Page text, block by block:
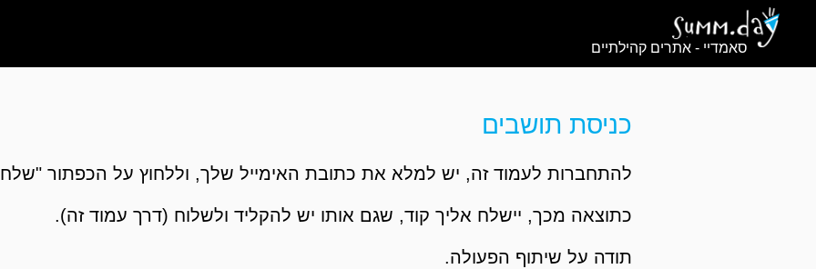
סאמדיי - אתרים קהילתיים
כניסת תושבים
להתחברות לעמוד זה, יש למלא את כתובת האימייל שלך, וללחוץ על הכפתור
כתוצאה מכך, יישלח אליך קוד, שגם אותו יש להקליד ולשלוח (דרך עמוד זה).
תודה על שיתוף הפעולה.